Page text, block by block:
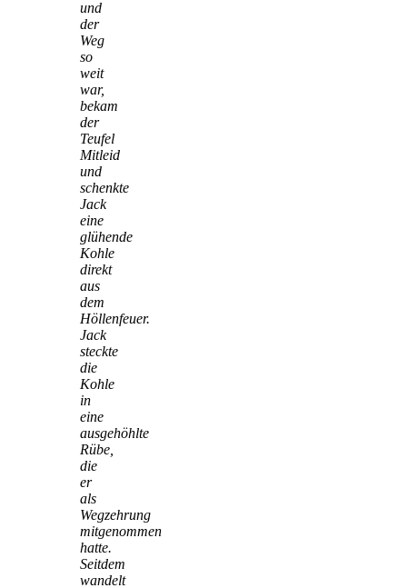
und
der
Weg
so
weit
war,
bekam
der
Teufel
Mitleid
und
schenkte
Jack
eine
glühende
Kohle
direkt
aus
dem
Höllenfeuer.
Jack
steckte
die
Kohle
in
eine
ausgehöhlte
Rübe,
die
er
als
Wegzehrung
mitgenommen
hatte.
Seitdem
wandelt